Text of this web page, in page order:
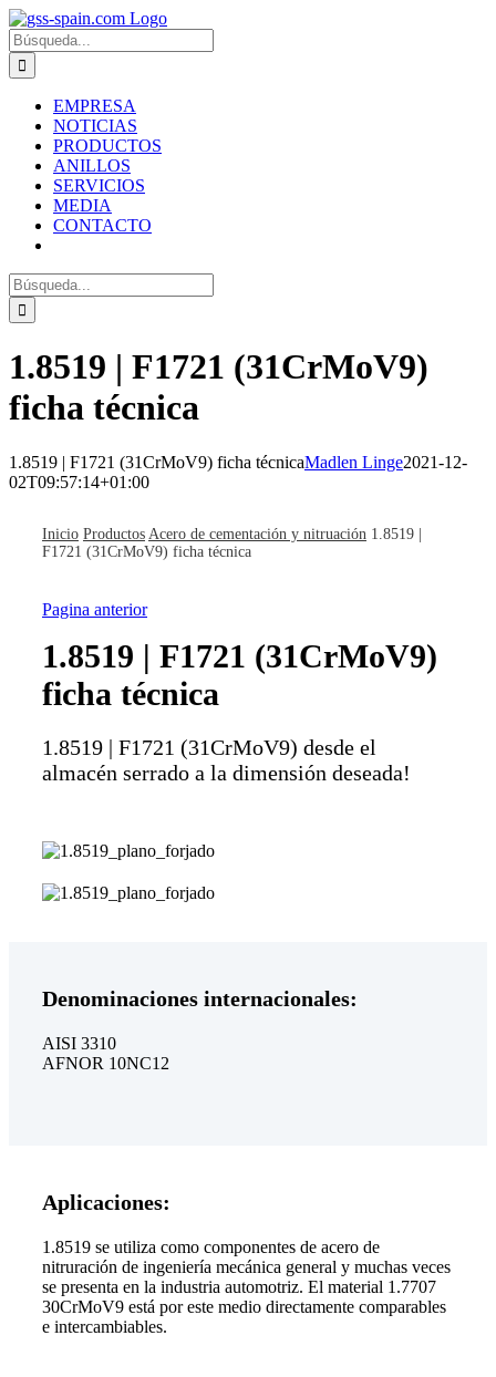
Zum
Inhalt
springen
Suche
nach:
EMPRESA
NOTICIAS
PRODUCTOS
ANILLOS
SERVICIOS
MEDIA
CONTACTO
Suche
nach:
1.8519 | F1721 (31CrMoV9)
ficha técnica
1.8519 | F1721 (31CrMoV9) ficha técnicaMadlen Linge2021-12-
02T09:57:14+01:00
Inicio Productos Acero de cementación y nitruación 1.8519 |
F1721 (31CrMoV9) ficha técnica
Pagina anterior
1.8519 | F1721 (31CrMoV9)
ficha técnica
1.8519 | F1721 (31CrMoV9) desde el
almacén serrado a la dimensión deseada!
Denominaciones internacionales:
AISI 3310
AFNOR 10NC12
Aplicaciones:
1.8519 se utiliza como componentes de acero de
nitruración de ingeniería mecánica general y muchas veces
se presenta en la industria automotriz. El material 1.7707
30CrMoV9 está por este medio directamente comparables
e intercambiables.